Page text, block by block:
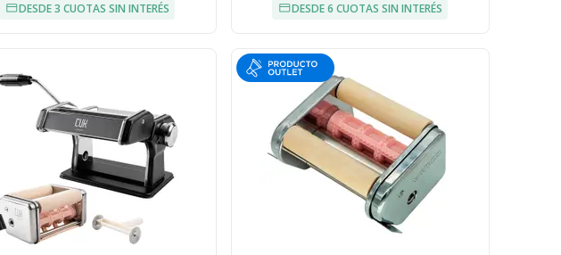
DESDE 3 CUOTAS SIN INTERÉS DESDE 6 CUOTAS SIN INTERÉS